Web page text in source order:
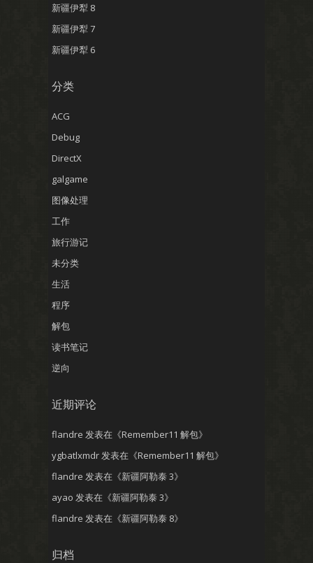
新疆伊犁 8
新疆伊犁 7
新疆伊犁 6
分类
ACG
Debug
DirectX
galgame
图像处理
工作
旅行游记
未分类
生活
程序
解包
读书笔记
逆向
近期评论
flandre 发表在《Remember11 解包》
ygbatlxmdr 发表在《Remember11 解包》
flandre 发表在《新疆阿勒泰 3》
ayao 发表在《新疆阿勒泰 3》
flandre 发表在《新疆阿勒泰 8》
归档